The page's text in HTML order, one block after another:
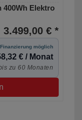
400Wh Elektro
3.499,00 € *
möglich
€ / Monat
zu 60 Monaten